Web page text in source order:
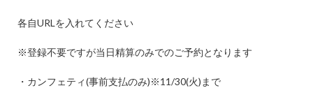
各自URL を入れてください
※登録不要ですが当日精算のみでのご予約となります
・カンフェティ(事前支払のみ)※11/30(火) まで